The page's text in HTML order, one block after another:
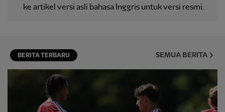
ke artikel versi asli bahasa Inggris untuk versi resmi.
BERITA TERBARU SEMUA BERITA